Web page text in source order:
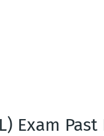
Exam